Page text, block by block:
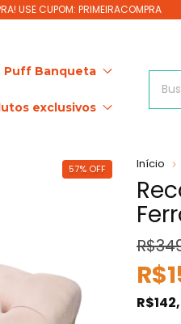
USE CUPOM: PRIMEIRACOMPRA
Puff Banqueta
exclusivos
57% OFF Início